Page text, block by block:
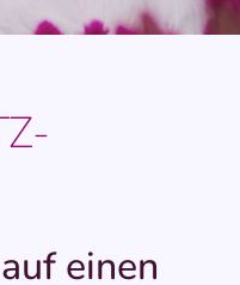
einen